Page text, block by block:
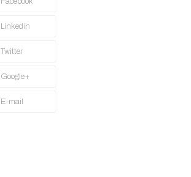
Linkedin
Twitter
Google+
E-mail